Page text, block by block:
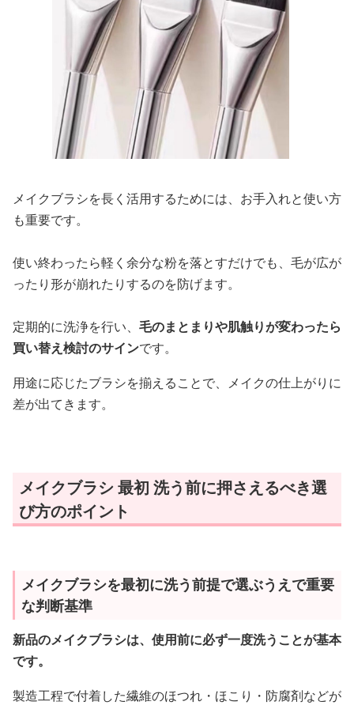
メイクブラシを長く活用するためには、お手入れと使い方
も重要です。
使い終わったら軽く余分な粉を落とすだけでも、毛が広が
ったり形が崩れたりするのを防げます。
定期的に洗浄を行い、 毛のまとまりや肌触りが変わったら
買い替え検討のサインです。
用途に応じたブラシを揃えることで、メイクの仕上がりに
差が出てきます。
メイクブラシ 最初 洗う前に押さえるべき選
び方のポイント
メイクブラシを最初に洗う前提で選ぶうえで重要
な判断基準
新品のメイクブラシは、使用前に必ず一度洗うことが基本
です。
製造工程で付着した繊維のほつれ・ほこり・防腐剤などが